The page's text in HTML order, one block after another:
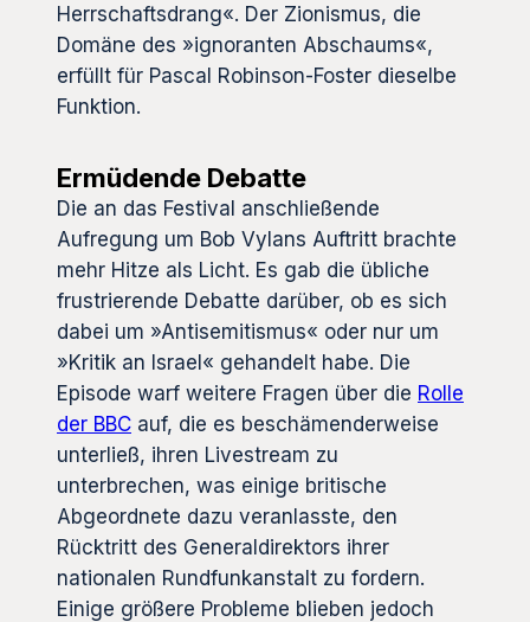
Herrschaftsdrang«. Der Zionismus, die
Domäne des »ignoranten Abschaums«,
erfüllt für Pascal Robinson-Foster dieselbe
Funktion.
Ermüdende Debatte
Die an das Festival anschließende
Aufregung um Bob Vylans Auftritt brachte
mehr Hitze als Licht. Es gab die übliche
frustrierende Debatte darüber, ob es sich
dabei um »Antisemitismus« oder nur um
»Kritik an Israel« gehandelt habe. Die
Episode warf weitere Fragen über die Rolle
der BBC auf, die es beschämenderweise
unterließ, ihren Livestream zu
unterbrechen, was einige britische
Abgeordnete dazu veranlasste, den
Rücktritt des Generaldirektors ihrer
nationalen Rundfunkanstalt zu fordern.
Einige größere Probleme blieben jedoch